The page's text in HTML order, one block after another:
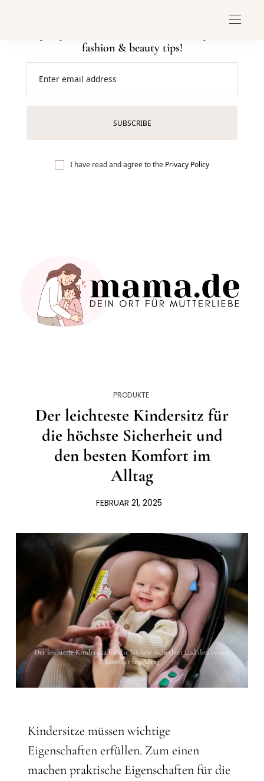
fashion & beauty tips!
Enter email address
I have read and agree to the Privacy Policy
PRODUKTE
Der leichteste Kindersitz für
die höchste Sicherheit und
den besten Komfort im
Alltag
FEBRUAR 21, 2025
Der leichteste Kindersitz für die höchste Sicherheit und den besten
Komfort im Alltag
Kindersitze müssen wichtige
Eigenschaften erfüllen. Zum einen
machen praktische Eigenschaften für die